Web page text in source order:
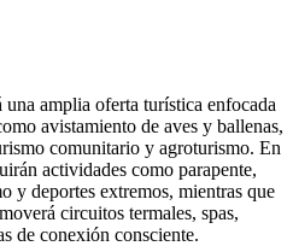
amplia oferta turística enfocada
avistamiento de aves y ballenas,
comunitario y agroturismo. En
actividades como parapente,
y deportes extremos, mientras que
circuitos termales, spas,
de conexión consciente.